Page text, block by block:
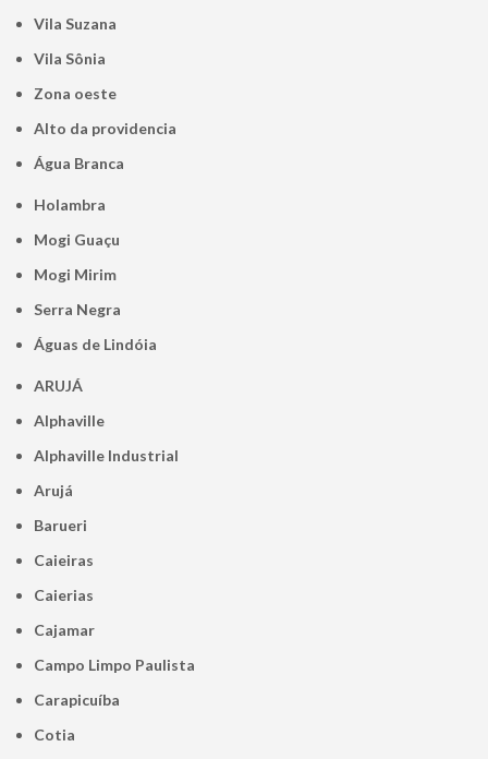
Vila Suzana
Vila Sônia
Zona oeste
alto da providencia
Água Branca
Holambra
Mogi Guaçu
Mogi Mirim
Serra Negra
Águas de Lindóia
ARUJÁ
Alphaville
Alphaville Industrial
Arujá
Barueri
Caieiras
Caierias
Cajamar
Campo Limpo Paulista
Carapicuíba
Cotia